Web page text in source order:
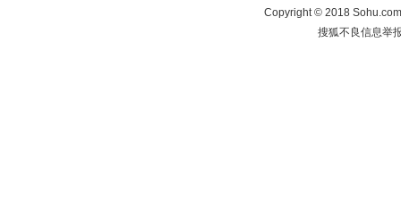
Copyright©2018
搜狐不良信息举